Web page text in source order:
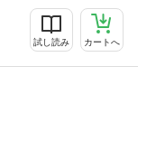
試し読み カートへ